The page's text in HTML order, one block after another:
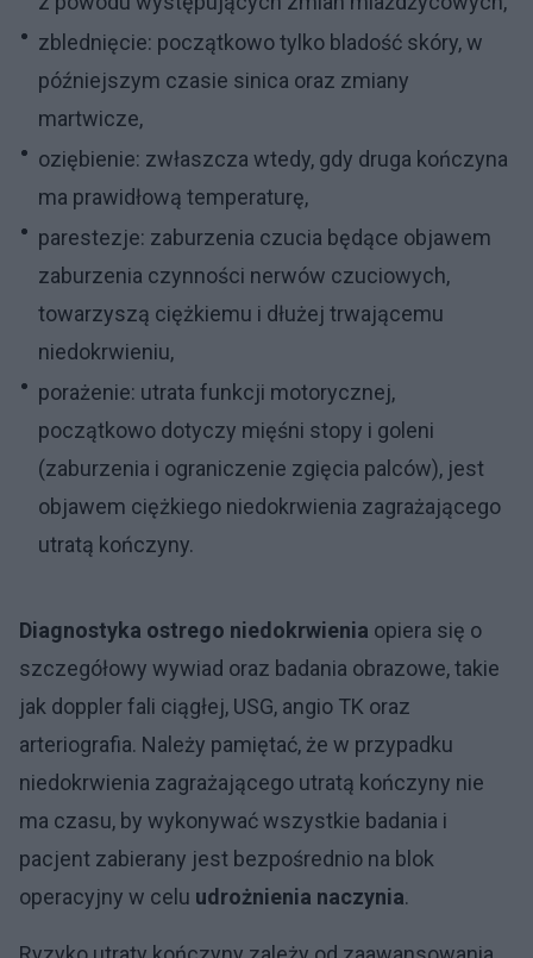
zblednięcie: początkowo tylko bladość skóry, w
późniejszym czasie sinica oraz zmiany
martwicze,
oziębienie: zwłaszcza wtedy, gdy druga kończyna
ma prawidłową temperaturę,
parestezje: zaburzenia czucia będące objawem
zaburzenia czynności nerwów czuciowych,
towarzyszą ciężkiemu i dłużej trwającemu
niedokrwieniu,
porażenie: utrata funkcji motorycznej,
początkowo dotyczy mięśni stopy i goleni
(zaburzenia i ograniczenie zgięcia palców), jest
objawem ciężkiego niedokrwienia zagrażającego
utratą kończyny.
Diagnostyka ostrego niedokrwienia opiera się o
szczegółowy wywiad oraz badania obrazowe, takie
jak doppler fali ciągłej, USG, angio TK oraz
arteriografia. Należy pamiętać, że w przypadku
niedokrwienia zagrażającego utratą kończyny nie
ma czasu, by wykonywać wszystkie badania i
pacjent zabierany jest bezpośrednio na blok
operacyjny w celu udrożnienia naczynia.